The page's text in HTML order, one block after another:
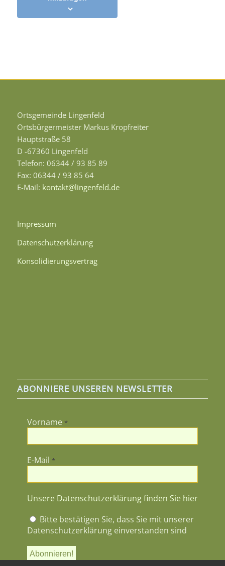
Ortsgemeinde Lingenfeld
Ortsbürgermeister Markus Kropfreiter
Hauptstraße 58
D -67360 Lingenfeld
Telefon: 06344 / 93 85 89
Fax: 06344 / 93 85 64
E-Mail: kontakt@lingenfeld.de
Impressum
Datenschutzerklärung
Konsolidierungsvertrag
ABONNIERE UNSEREN NEWSLETTER
Vorname *
E-Mail *
Unsere Datenschutzerklärung finden Sie hier
Bitte bestätigen Sie, dass Sie mit unserer
Datenschutzerklärung einverstanden sind